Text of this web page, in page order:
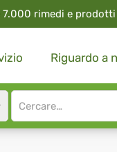
7.000 rimedi e
Riguardo a
Site
search